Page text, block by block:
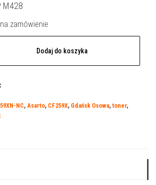
M428
zamówienie
Dodaj do koszyka
NC, Asarto, CF259X, Gdańsk Osowa, toner,